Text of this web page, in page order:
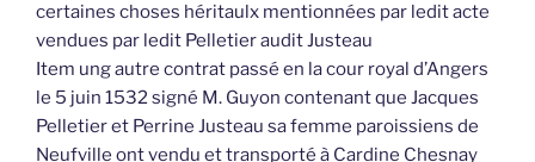
certaines choses héritaulx mentionnées par ledit acte
vendues par ledit Pelletier audit Justeau
Item ung autre contrat passé en la cour royal d’Angers
le 5 juin 1532 signé M. Guyon contenant que Jacques
Pelletier et Perrine Justeau sa femme paroissiens de
Neufville ont vendu et transporté à Cardine Chesnay